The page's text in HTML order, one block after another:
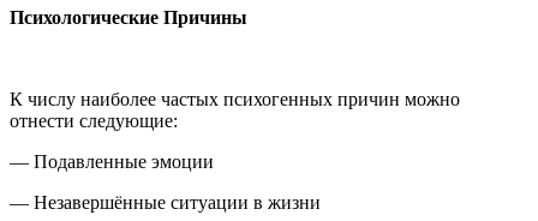
Психологические Причины
К числу наиболее частых психогенных причин можно
отнести следующие:
— Подавленные эмоции
— Незавершённые ситуации в жизни